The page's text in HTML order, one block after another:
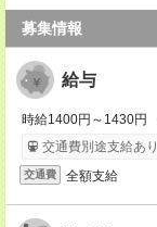
募集情報
給与
時給1400円～1430円
交通費別途支給あり
交通費 全額支給